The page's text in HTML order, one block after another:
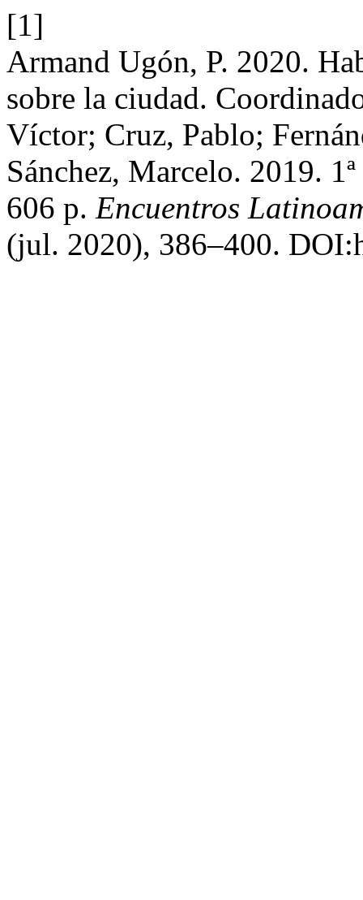
[1]
Armand Ugón, P. 2020.
sobre la ciudad.
Víctor; Cruz, Pablo;
Sánchez, Marcelo. 2019.
606 p. Encuentros
(jul. 2020), 386–400.